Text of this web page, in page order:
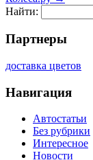
Найти:
Партнеры
доставка цветов
Навигация
Автостатьи
Без рубрики
Интересное
Новости